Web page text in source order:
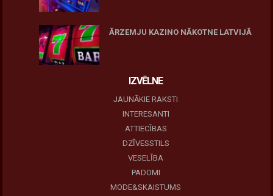
ĀRZEMJU KAZINO NĀKOTNE LATVIJĀ
IZVĒLNE
JAUNĀKIE RAKSTI
INTERESANTI
ATTIECĪBAS
DZĪVESSTILS
VESELĪBA
PADOMI
MODE&SKAISTUMS